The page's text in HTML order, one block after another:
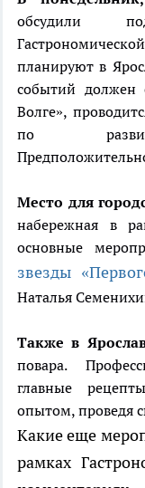
обсудили
планируют в
событий должен
Волге»,
по
Место для
набережная в
основные
звезды
Наталья
Также в
повара.
главные
опытом, проведя
Какие еще
рамках